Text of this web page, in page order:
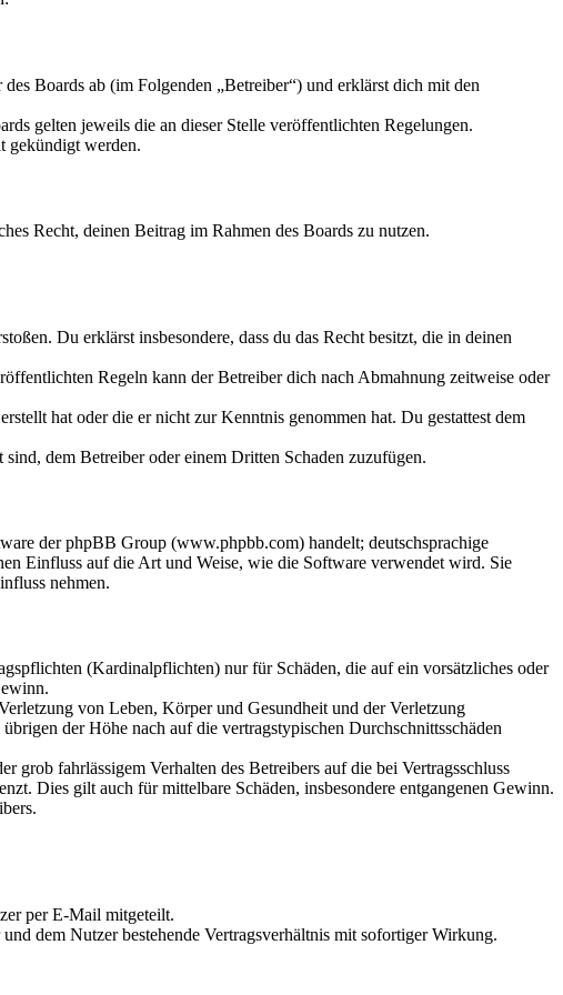
Boards ab (im Folgenden „Betreiber“) und erklärst dich mit den
gelten jeweils die an dieser Stelle veröffentlichten Regelungen.
gekündigt werden.
Recht, deinen Beitrag im Rahmen des Boards zu nutzen.
Du erklärst insbesondere, dass du das Recht besitzt, die in deinen
Regeln kann der Betreiber dich nach Abmahnung zeitweise oder
hat oder die er nicht zur Kenntnis genommen hat. Du gestattest dem
dem Betreiber oder einem Dritten Schaden zuzufügen.
der phpBB Group (www.phpbb.com) handelt; deutschsprachige
Einfluss auf die Art und Weise, wie die Software verwendet wird. Sie
nehmen.
(Kardinalpflichten) nur für Schäden, die auf ein vorsätzliches oder
von Leben, Körper und Gesundheit und der Verletzung
der Höhe nach auf die vertragstypischen Durchschnittsschäden
fahrlässigem Verhalten des Betreibers auf die bei Vertragsschluss
Dies gilt auch für mittelbare Schäden, insbesondere entgangenen Gewinn.
per E-Mail mitgeteilt.
dem Nutzer bestehende Vertragsverhältnis mit sofortiger Wirkung.